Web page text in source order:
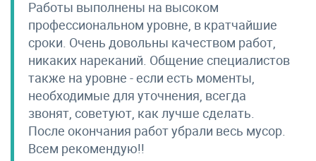
Работы выполнены на высоком
профессиональном уровне, в кратчайшие
сроки. Очень довольны качеством работ,
никаких нареканий. Общение специалистов
также на уровне - если есть моменты,
необходимые для уточнения, всегда
звонят, советуют, как лучше сделать.
После окончания работ убрали весь мусор.
Всем рекомендую!!